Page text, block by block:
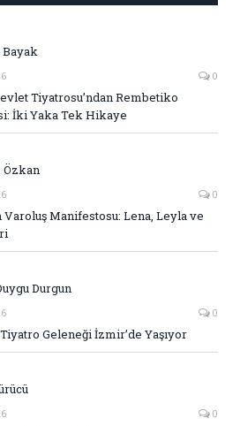
0
Tiyatrosu’ndan Rembetiko
İki Yaka Tek Hikaye
Özkan
0
Varoluş Manifestosu: Lena, Leyla ve
Durgun
0
Geleneği İzmir’de Yaşıyor
0